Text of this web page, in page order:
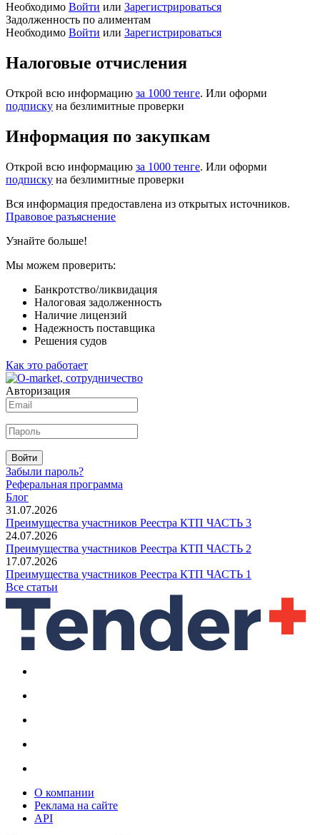
Необходимо Войти или Зарегистрироваться
Задолженность по алиментам
Необходимо Войти или Зарегистрироваться
Налоговые отчисления
Открой всю информацию за 1000 тенге. Или оформи
подписку на безлимитные проверки
Информация по закупкам
Открой всю информацию за 1000 тенге. Или оформи
подписку на безлимитные проверки
Вся информация предоставлена из открытых источников.
Правовое разъяснение
Узнайте больше!
Мы можем проверить:
Банкротство/ликвидация
Налоговая задолженность
Наличие лицензий
Надежность поставщика
Решения судов
Как это работает
Авторизация
Войти
Забыли пароль?
Реферальная программа
Блог
31.07.2026
Преимущества участников Реестра КТП ЧАСТЬ 3
24.07.2026
Преимущества участников Реестра КТП ЧАСТЬ 2
17.07.2026
Преимущества участников Реестра КТП ЧАСТЬ 1
Все статьи
О компании
Реклама на сайте
API